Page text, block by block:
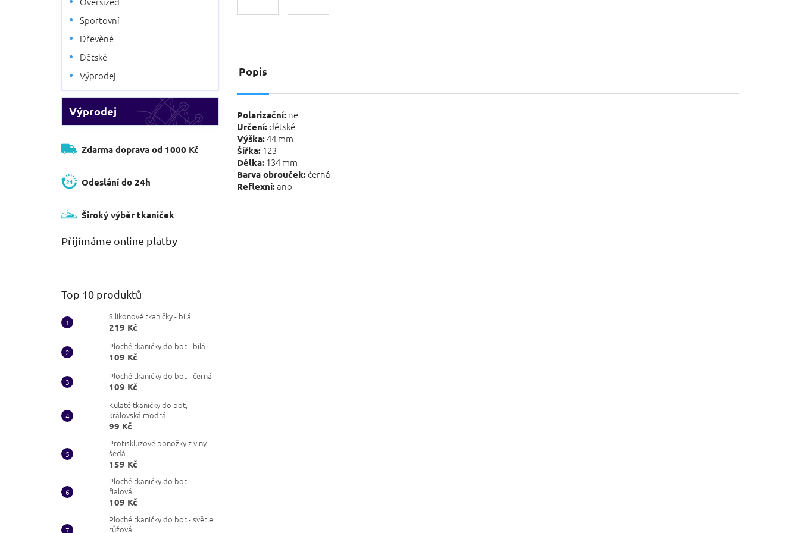
Sportovní
Dřevěné
Dětské
Výprodej
Výprodej
Zdarma doprava od 1000 Kč
Odeslání do 24h
Široký výběr tkaniček
Přijímáme online platby
Top 10 produktů
Silikonové tkaničky - bílá
219 Kč
Ploché tkaničky do bot - bílá
109 Kč
Ploché tkaničky do bot - černá
109 Kč
Kulaté tkaničky do bot,
královská modrá
99 Kč
Protiskluzové ponožky z vlny -
šedá
159 Kč
Ploché tkaničky do bot -
fialová
109 Kč
Ploché tkaničky do bot - světle
růžová
Popis
Polarizační: ne
Určení:dětské
Výška:44 mm
Šířka: 123
Délka: 134 mm
Barva obrouček: černá
Reflexní:ano